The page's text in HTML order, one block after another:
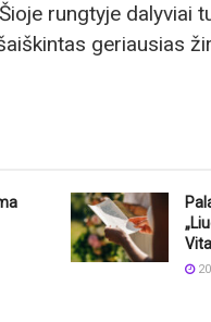
rungtyje dalyviai
geriausias